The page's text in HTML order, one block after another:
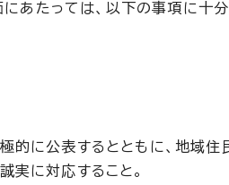
あたっては、以下の事項に十
的に公表するとともに、地域
実に対応すること。